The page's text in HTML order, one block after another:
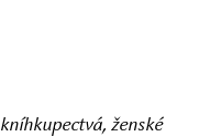
ženské